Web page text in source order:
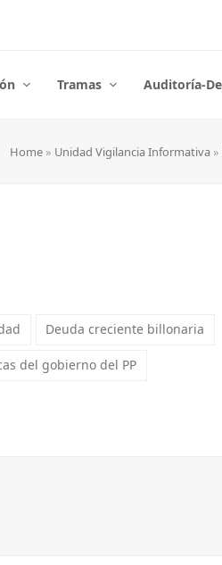
Tramas Auditoría-
Home » Unidad Vigilancia Informativa »
Deuda creciente billonaria
del gobierno del PP